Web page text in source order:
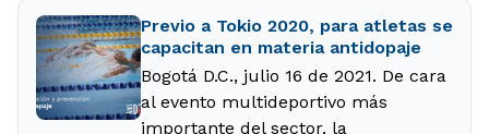
Previo a Tokio 2020, para atletas se
capacitan en materia antidopaje
Bogotá D.C., julio 16 de 2021. De cara
al evento multideportivo más
importante del sector, la